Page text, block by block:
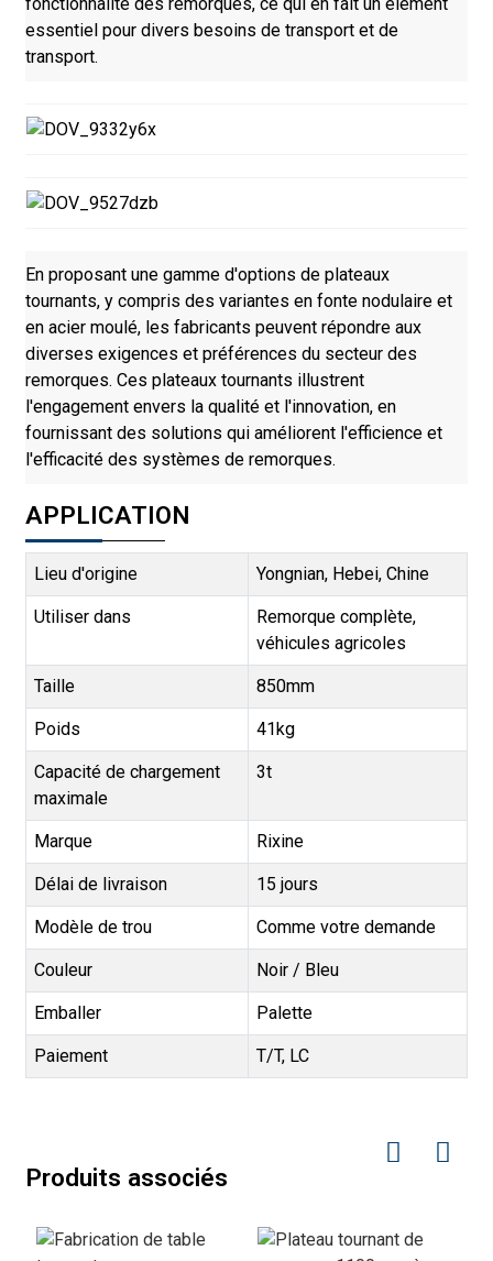
essentiel pour divers besoins de transport et de
transport.
En proposant une gamme d'options de plateaux
tournants, y compris des variantes en fonte nodulaire et
en acier moulé, les fabricants peuvent répondre aux
diverses exigences et préférences du secteur des
remorques. Ces plateaux tournants illustrent
l'engagement envers la qualité et l'innovation, en
fournissant des solutions qui améliorent l'efficience et
l'efficacité des systèmes de remorques.
APPLICATION
Lieu d'origine Yongnian, Hebei, Chine
Utiliser dans
Remorque complète,
véhicules agricoles
Taille 850mm
Poids 41kg
Capacité de chargement
maximale
3t
Marque Rixine
Délai de livraison 15 jours
Modèle de trou Comme votre demande
Couleur Noir / Bleu
Emballer Palette
Paiement T/T, LC
Produits associés